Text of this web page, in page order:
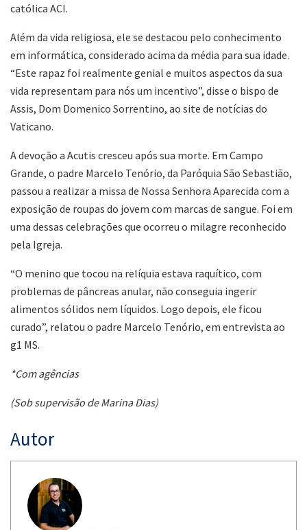
católica ACI.
Além da vida religiosa, ele se destacou pelo conhecimento
em informática, considerado acima da média para sua idade.
“Este rapaz foi realmente genial e muitos aspectos da sua
vida representam para nós um incentivo”, disse o bispo de
Assis, Dom Domenico Sorrentino, ao site de notícias do
Vaticano.
A devoção a Acutis cresceu após sua morte. Em Campo
Grande, o padre Marcelo Tenório, da Paróquia São Sebastião,
passou a realizar a missa de Nossa Senhora Aparecida com a
exposição de roupas do jovem com marcas de sangue. Foi em
uma dessas celebrações que ocorreu o milagre reconhecido
pela Igreja.
“O menino que tocou na relíquia estava raquítico, com
problemas de pâncreas anular, não conseguia ingerir
alimentos sólidos nem líquidos. Logo depois, ele ficou
curado”, relatou o padre Marcelo Tenório, em entrevista ao
g1 MS.
*Com agências
(Sob supervisão de Marina Dias)
Autor